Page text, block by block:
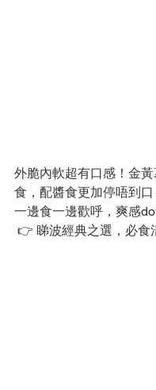
外脆內軟超有口感！金
食，配醬食更加停唔到口
一邊食一邊歡呼，爽感
👉 睇波經典之選，必食